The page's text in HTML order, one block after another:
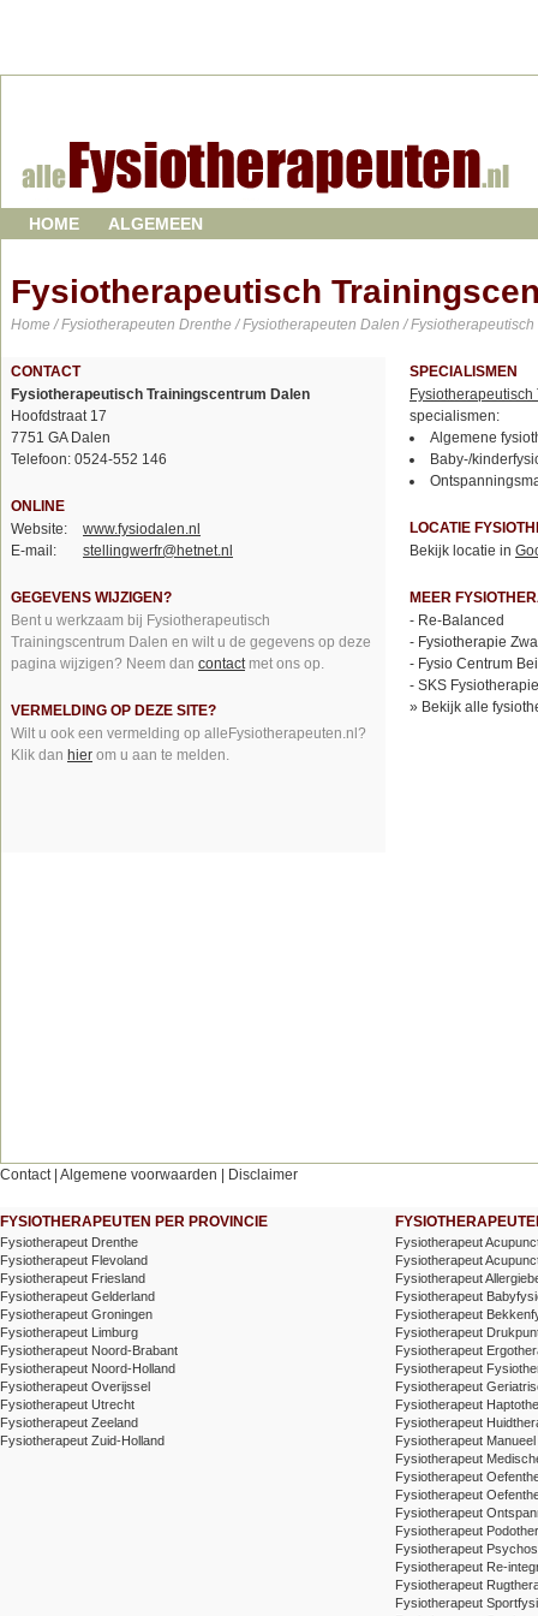
HOME ALGEMEEN
Fysiotherapeutisch
Home /Fysiotherapeuten Drenthe /Fysiotherapeuten Dalen /
CONTACT
Fysiotherapeutisch Trainingscentrum Dalen
Hoofdstraat 17
7751 GA Dalen
Telefoon: 0524-552 146
ONLINE
Website:
www.fysiodalen.nl
E-mail:
stellingwerfr@hetnet.nl
GEGEVENS WIJZIGEN?
Bent u werkzaam bij Fysiotherapeutisch
Trainingscentrum Dalen en wilt u de gegevens op deze
pagina wijzigen? Neem dan contactmet ons op.
VERMELDING OP DEZE SITE?
Wilt u ook een vermelding op alleFysiotherapeuten.nl?
Klik dan hier om u aan te melden.
SPECIALISMEN
specialismen:
Algemene
Baby-/
LOCATIE
Bekijk locatie in
MEER
- Re-Balanced
- Fysiotherapie
- Fysio Centrum
- SKS
» Bekijk alle
Contact| Algemene voorwaarden Disclaimer
FYSIOTHERAPEUTEN PER PROVINCIE
Fysiotherapeut Drenthe
Fysiotherapeut Flevoland
Fysiotherapeut Friesland
Fysiotherapeut Gelderland
Fysiotherapeut Groningen
Fysiotherapeut Limburg
Fysiotherapeut Noord-Brabant
Fysiotherapeut Noord-Holland
Fysiotherapeut Overijssel
Fysiotherapeut Utrecht
Fysiotherapeut Zeeland
Fysiotherapeut Zuid-Holland
Fysiotherapeut
Fysiotherapeut
Fysiotherapeut
Fysiotherapeut
Fysiotherapeut
Fysiotherapeut
Fysiotherapeut
Fysiotherapeut
Fysiotherapeut
Fysiotherapeut
Fysiotherapeut
Fysiotherapeut
Fysiotherapeut
Fysiotherapeut
Fysiotherapeut
Fysiotherapeut
Fysiotherapeut
Fysiotherapeut
Fysiotherapeut Re-
Fysiotherapeut
Fysiotherapeut